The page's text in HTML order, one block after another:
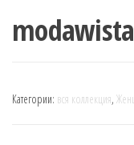
Категории: вся коллекция,